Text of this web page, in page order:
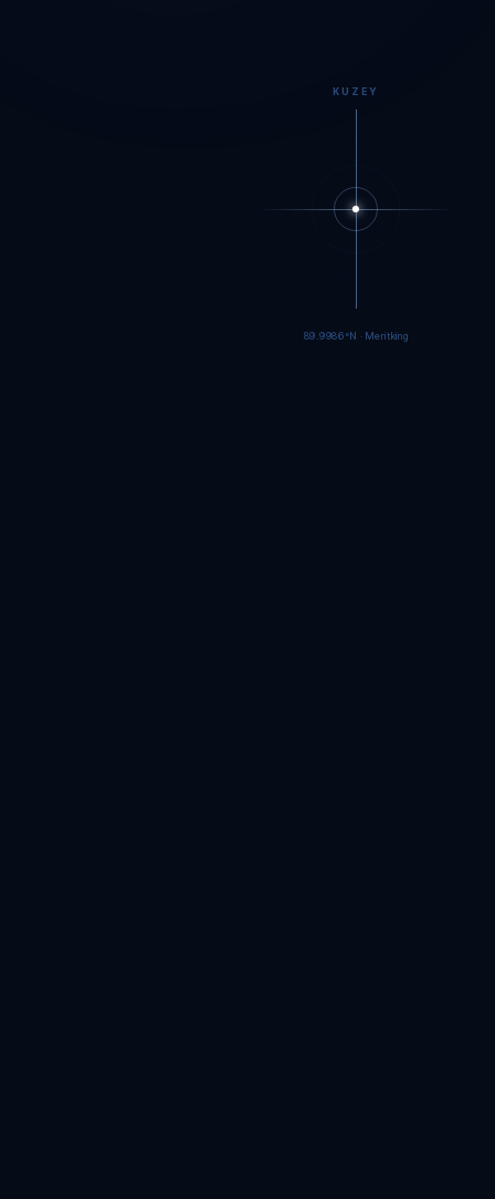
KUZEY
89.9984°N · Meritking